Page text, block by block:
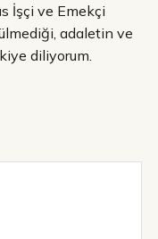
İşçi ve Emekçi
adaletin ve
diliyorum.